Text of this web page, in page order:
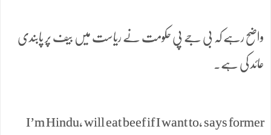
واضح رہے کہ بی جے پی حکومت نے ریاست میں بیف پر پابندی
عائد کی ہے۔
I’m Hindu, will eat beef if I want to, says former